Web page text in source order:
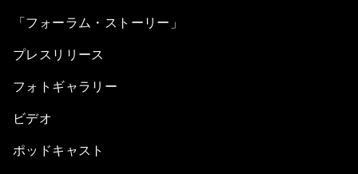
「フォーラム・ストーリー」
プレスリリース
フォトギャラリー
ビデオ
ポッドキャスト